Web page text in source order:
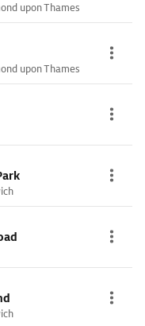
upon Thames
upon Thames